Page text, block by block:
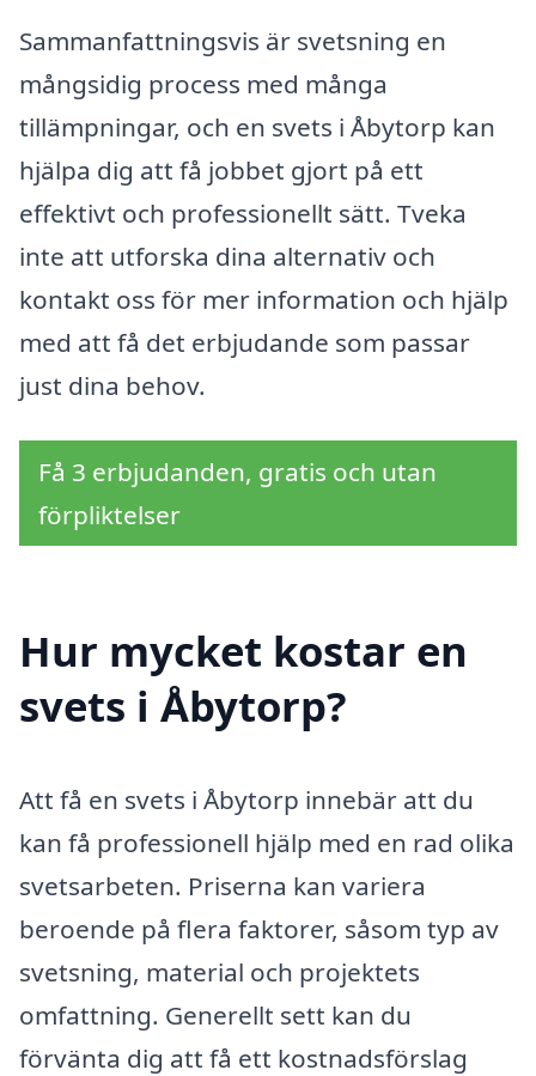
Sammanfattningsvis är svetsning en
mångsidig process med många
tillämpningar, och en svets i Åbytorp kan
hjälpa dig att få jobbet gjort på ett
effektivt och professionellt sätt. Tveka
inte att utforska dina alternativ och
kontakt oss för mer information och hjälp
med att få det erbjudande som passar
just dina behov.
Få 3 erbjudanden, gratis och utan
förpliktelser
Hur mycket kostar en
svets i Åbytorp?
Att få en svets i Åbytorp innebär att du
kan få professionell hjälp med en rad olika
svetsarbeten. Priserna kan variera
beroende på flera faktorer, såsom typ av
svetsning, material och projektets
omfattning. Generellt sett kan du
förvänta dig att få ett kostnadsförslag